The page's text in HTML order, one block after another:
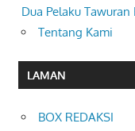
Dua Pelaku
Tentang Kami
LAMAN
BOX REDAKSI